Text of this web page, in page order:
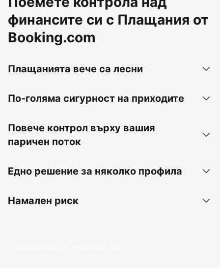
финансите си с Плащания от
Booking.com
Плащанията вече са лесни
По-голяма сигурност на приходите
Повече контрол върху вашия
паричен поток
Едно решение за няколко профила
Намален риск
Започнете да печелите днес